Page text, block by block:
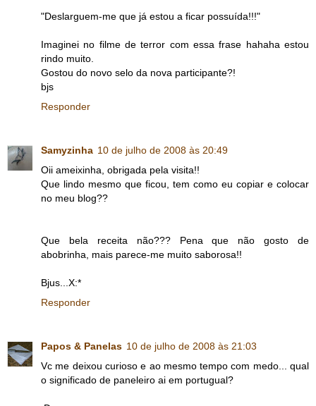
"Deslarguem-me que já estou a ficar possuída!!!"
Imaginei no filme de terror com essa frase hahaha estou
rindo muito.
Gostou do novo selo da nova participante?!
bjs
Responder
Samyzinha 10 de julho de 2008 às 20:49
Oii ameixinha, obrigada pela visita!!
Que lindo mesmo que ficou, tem como eu copiar e colocar
no meu blog??
Que bela receita não??? Pena que não gosto de
abobrinha, mais parece-me muito saborosa!!
Bjus...X:*
Responder
Papos & Panelas 10 de julho de 2008 às 21:03
Vc me deixou curioso e ao mesmo tempo com medo... qual
o significado de paneleiro ai em portugual?